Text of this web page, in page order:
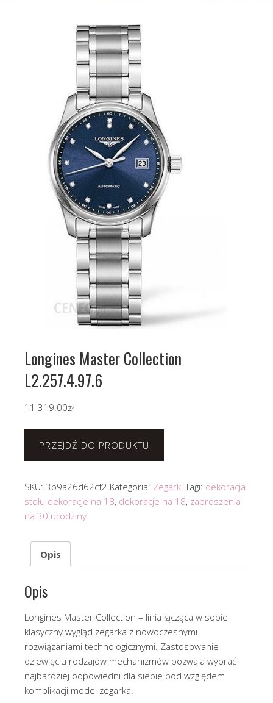
Longines Master Collection
L2.257.4.97.6
11 319.00zł
PRZEJDŹ DO PRODUKTU
SKU: 3b9a26d62cf2 Kategoria: Zegarki Tagi: dekoracja
stołu dekoracje na 18, dekoracje na 18, zaproszenia
na 30 urodziny
Opis
Opis
Longines Master Collection – linia łącząca w sobie
klasyczny wygląd zegarka z nowoczesnymi
rozwiązaniami technologicznymi. Zastosowanie
dziewięciu rodzajów mechanizmów pozwala wybrać
najbardziej odpowiedni dla siebie pod względem
komplikacji model zegarka.